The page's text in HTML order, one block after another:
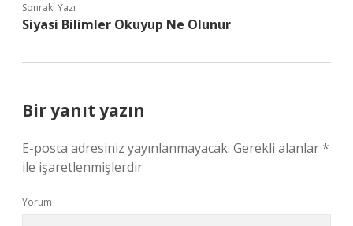
Sonraki Yazı
Siyasi Bilimler Okuyup Ne Olunur
Bir yanıt yazın
E-posta adresiniz yayınlanmayacak. Gerekli alanlar*
ile işaretlenmişlerdir
Yorum